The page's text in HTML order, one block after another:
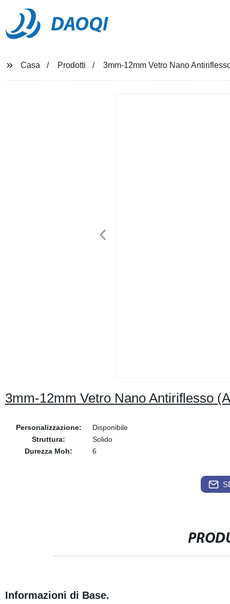
DAOQI
Casa Prodotti 3mm-12mm Vetro Nano
3mm-12mm Vetro Nano Antiriflesso
Personalizzazione:
Disponibile
Struttura:
Solido
Durezza Moh:
6
Informazioni di Base.